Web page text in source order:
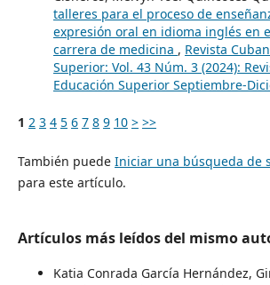
talleres para el proceso de
expresión oral en idioma inglés en
carrera de medicina , Revista
Superior: Vol. 43 Núm. 3 (2024):
Educación Superior Septiembre-
1 2 3 4 5 6 7 8 9 10 > >>
También puede Iniciar una búsqueda de
para este artículo.
Artículos más leídos del mismo
Katia Conrada García Hernández,